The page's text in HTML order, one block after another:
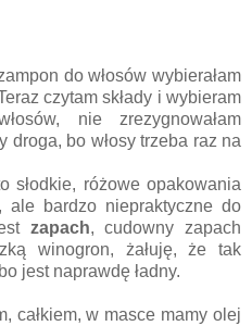
do włosów wybierałam
czytam składy i wybieram
nie zrezygnowałam
droga, bo włosy trzeba raz na
słodkie, różowe opakowania
ale bardzo niepraktyczne do
zapach, cudowny zapach
winogron, żałuję, że tak
jest naprawdę ładny.
całkiem, w masce mamy olej